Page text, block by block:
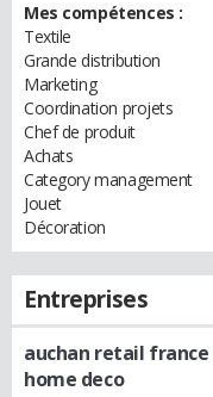
Mes compétences :
Textile
Grande distribution
Marketing
Coordination projets
Chef de produit
Achats
Category management
Jouet
Décoration
Entreprises
auchan retail france
home deco